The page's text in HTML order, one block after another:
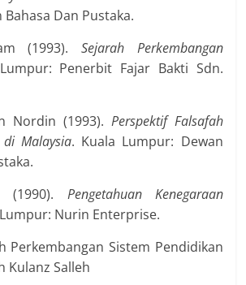
Dan Pustaka.
(1993).Sejarah Perkembangan
Penerbit Fajar Bakti Sdn.
Nordin (1993). Perspektif Falsafah
Malaysia. Kuala Lumpur: Dewan
(1990). Pengetahuan Kenegaraan
Nurin Enterprise.
Perkembangan Sistem Pendidikan
Kulanz Salleh